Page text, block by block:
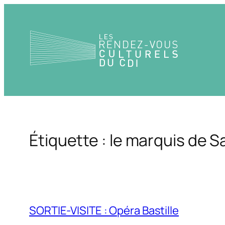
contenu
Étiquette : le marquis de
SORTIE-VISITE : Opéra Bastille